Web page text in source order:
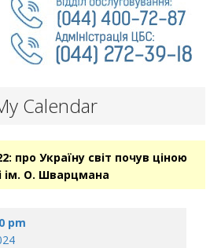
Calendar
про Україну світ почув ціною
ім. О. Шварцмана
pm